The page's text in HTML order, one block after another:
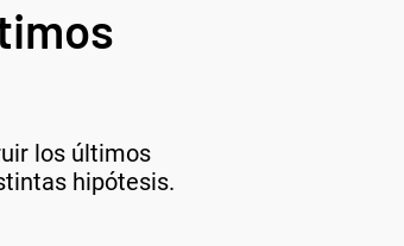
los últimos
hipótesis.